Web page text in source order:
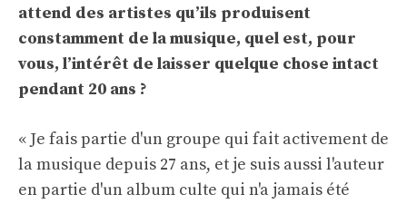
attend des artistes qu’ils produisent
constamment de la musique, quel est, pour
vous, l’intérêt de laisser quelque chose intact
pendant 20 ans ?
« Je fais partie d'un groupe qui fait activement de
la musique depuis 27 ans, et je suis aussi l'auteur
en partie d'un album culte qui n'a jamais été